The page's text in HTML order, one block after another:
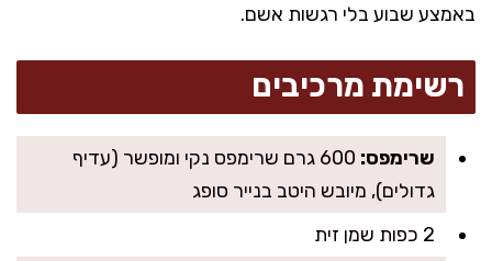
באמצע שבוע בלי רגשות אשם.
רשימת מרכיבים
שרימפס:
600 גרם שרימפס נקי ומופשר (עדיף
גדולים), מיובש היטב בנייר סופג
2 כפות שמן זית